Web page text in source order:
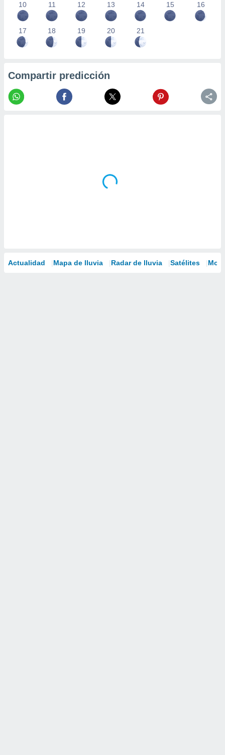
10 11 12 13 14 15 16
17 18 19 20 21
Compartir predicción
Actualidad Mapa de lluvia Radar de lluvia Satélites